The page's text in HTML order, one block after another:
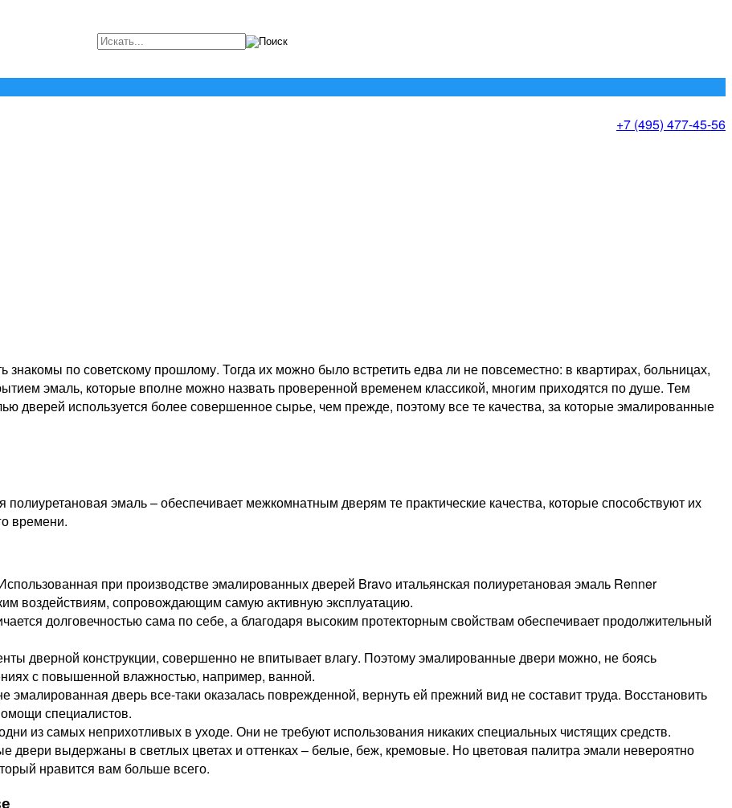
+7 (495) 477-45-56
по советскому прошлому. Тогда их можно было встретить едва ли не повсеместно: в квартирах, больницах,
эмаль, которые вполне можно назвать проверенной временем классикой, многим приходятся по душе. Тем
дверей используется более совершенное сырье, чем прежде, поэтому все те качества, за которые эмалированные
эмаль – обеспечивает межкомнатным дверям те практические качества, которые способствуют их
времени.
при производстве эмалированных дверей Bravo итальянская полиуретановая эмаль Renner
воздействиям, сопровождающим самую активную эксплуатацию.
долговечностью сама по себе, а благодаря высоким протекторным свойствам обеспечивает продолжительный
дверной конструкции, совершенно не впитывает влагу. Поэтому эмалированные двери можно, не боясь
с повышенной влажностью, например, ванной.
эмалированная дверь все-таки оказалась поврежденной, вернуть ей прежний вид не составит труда. Восстановить
специалистов.
из самых неприхотливых в уходе. Они не требуют использования никаких специальных чистящих средств.
двери выдержаны в светлых цветах и оттенках – белые, беж, кремовые. Но цветовая палитра эмали невероятно
нравится вам больше всего.